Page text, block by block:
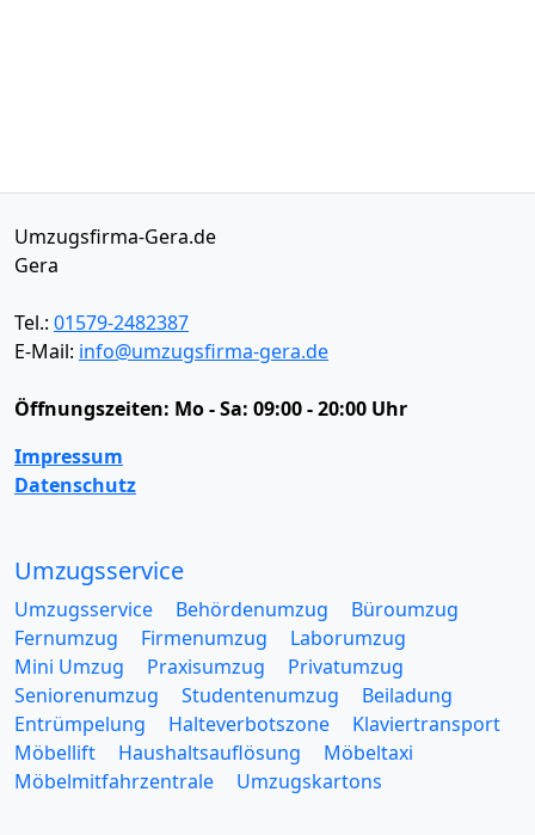
Umzugsfirma-Gera.de
Gera
Tel.: 01579-2482387
E-Mail: info@umzugsfirma-gera.de
Öffnungszeiten: Mo - Sa: 09:00 - 20:00 Uhr
Impressum
Datenschutz
Umzugsservice
Umzugsservice Behördenumzug
Büroumzug
Fernumzug
Firmenumzug
Laborumzug
Mini Umzug
Praxisumzug
Privatumzug
Seniorenumzug
Studentenumzug
Beiladung
Entrümpelung
Halteverbotszone
Klaviertransport
Möbellift
Haushaltsauflösung
Möbeltaxi
Möbelmitfahrzentrale
Umzugskartons